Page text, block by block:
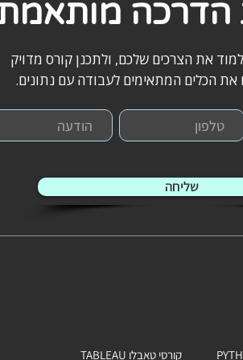
הדרכה
את הצרכים שלכם, ולתכנן קורס מדויק
את הכלים המתאימים לעבודה עם נתונים.
שליחה
קורסי טאבלו TABLEAU